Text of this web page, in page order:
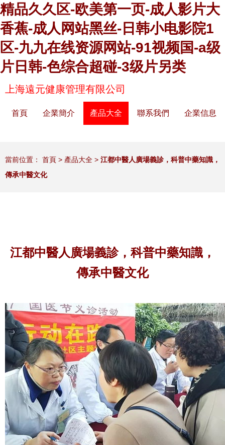
精品久久区-欧美第一页-成人影片大
香蕉-成人网站黑丝-日韩小电影院1
区-九九在线资源网站-91视频国-a级
片日韩-色综合超碰-3级片另类
上海遠元健康管理有限公司
首頁 企業簡介 產品大全 聯系我們 企業信息
當前位置： 首頁 > 產品大全 > 江都中醫人廣場義診，科普中藥知識，
傳承中醫文化
江都中醫人廣場義診，科普中藥知識，
傳承中醫文化